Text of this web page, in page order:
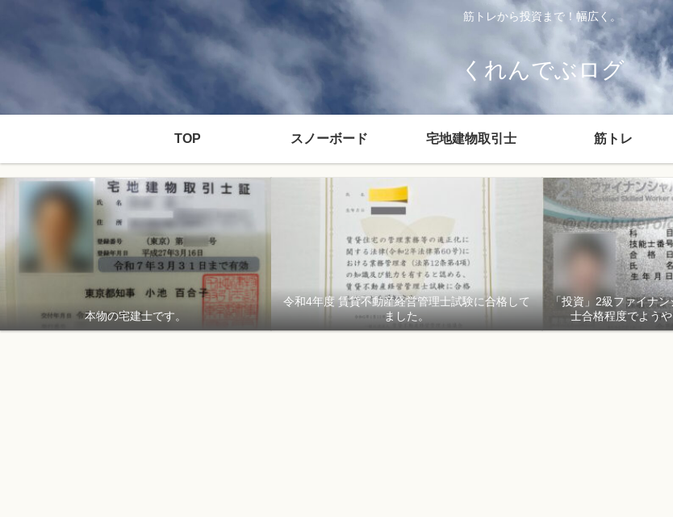
筋トレから投資まで！幅広く。
くれんでぶログ
TOP スノーボード 宅地建物取引士 筋トレ
本物の宅建士です。
令和4年度 賃貸不動産経営管理士試験に合格して
ました。
「投資」2級ファイナ
士合格程度でよう